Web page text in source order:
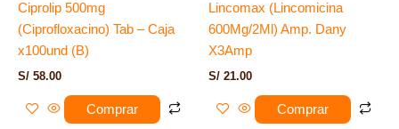
Ciprolip 500mg
(Ciprofloxacino) Tab – Caja
x100und (B)
S/ 58.00
Comprar
Lincomax (Lincomicina
600Mg/2Ml) Amp. Dany
X3Amp
S/ 21.00
Comprar